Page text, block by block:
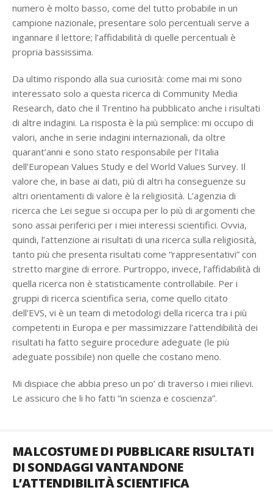
numero è molto basso, come del tutto probabile in un
campione nazionale, presentare solo percentuali serve a
ingannare il lettore; l’affidabilità di quelle percentuali è
propria bassissima.
Da ultimo rispondo alla sua curiosità: come mai mi sono
interessato solo a questa ricerca di Community Media
Research, dato che il Trentino ha pubblicato anche i risultati
di altre indagini. La risposta è la più semplice: mi occupo di
valori, anche in serie indagini internazionali, da oltre
quarant’anni e sono stato responsabile per l’Italia
dell’European Values Study e del World Values Survey. Il
valore che, in base ai dati, più di altri ha conseguenze su
altri orientamenti di valore è la religiosità. L’agenzia di
ricerca che Lei segue si occupa per lo più di argomenti che
sono assai periferici per i miei interessi scientifici. Ovvia,
quindi, l’attenzione ai risultati di una ricerca sulla religiosità,
tanto più che presenta risultati come “rappresentativi” con
stretto margine di errore. Purtroppo, invece, l’affidabilità di
quella ricerca non è statisticamente controllabile. Per i
gruppi di ricerca scientifica seria, come quello citato
dell’EVS, vi è un team di metodologi della ricerca tra i più
competenti in Europa e per massimizzare l’attendibilità dei
risultati ha fatto seguire procedure adeguate (le più
adeguate possibile) non quelle che costano meno.
Mi dispiace che abbia preso un po’ di traverso i miei rilievi.
Le assicuro che li ho fatti “in scienza e coscienza”.
MALCOSTUME DI PUBBLICARE RISULTATI
DI SONDAGGI VANTANDONE
L’ATTENDIBILITÀ SCIENTIFICA